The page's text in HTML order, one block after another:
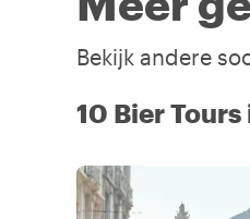
Bekijk andere
10 Bier Tours